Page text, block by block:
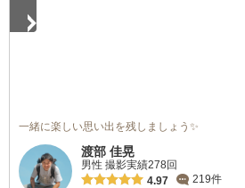
一緒に楽しい思い出を残しましょう✨
渡部 佳晃
男性 撮影実績278回
4.97
219件